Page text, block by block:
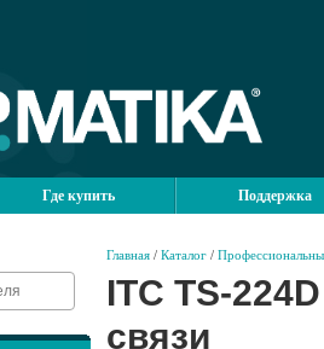
Где купить Поддержка
Главная / Каталог /
ITC TS-
связи